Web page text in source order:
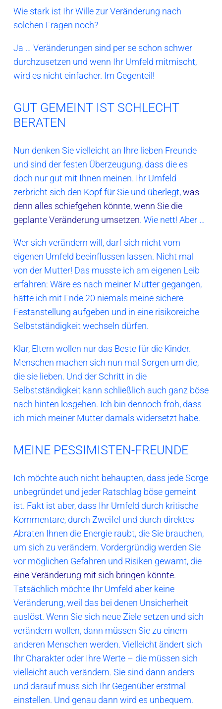
Wie stark ist Ihr Wille zur Veränderung nach
solchen Fragen noch?
Ja … Veränderungen sind per se schon schwer
durchzusetzen und wenn Ihr Umfeld mitmischt,
wird es nicht einfacher. Im Gegenteil!
GUT GEMEINT IST SCHLECHT
BERATEN
Nun denken Sie vielleicht an Ihre lieben Freunde
und sind der festen Überzeugung, dass die es
doch nur gut mit Ihnen meinen. Ihr Umfeld
zerbricht sich den Kopf für Sie und überlegt,was
denn alles schiefgehen könnte, wenn Sie die
geplante Veränderung umsetzen. Wie nett! Aber …
Wer sich verändern will, darf sich nicht vom
eigenen Umfeld beeinflussen lassen. Nicht mal
von der Mutter! Das musste ich am eigenen Leib
erfahren: Wäre es nach meiner Mutter gegangen,
hätte ich mit Ende 20 niemals meine sichere
Festanstellung aufgeben und in eine risikoreiche
Selbstständigkeit wechseln dürfen.
Klar, Eltern wollen nur das Beste für die Kinder.
Menschen machen sich nun mal Sorgen um die,
die sie lieben. Und der Schritt in die
Selbstständigkeit kann schließlich auch ganz böse
nach hinten losgehen. Ich bin dennoch froh, dass
ich mich meiner Mutter damals widersetzt habe.
MEINE PESSIMISTEN-FREUNDE
Ich möchte auch nicht behaupten, dass jede Sorge
unbegründet und jeder Ratschlag böse gemeint
ist. Fakt ist aber, dass Ihr Umfeld durch kritische
Kommentare, durch Zweifel und durch direktes
Abraten Ihnen die Energie raubt, die Sie brauchen,
um sich zu verändern. Vordergründig werden Sie
vor möglichen Gefahren und Risiken gewarnt, die
eine Veränderung mit sich bringen könnte.
Tatsächlich möchte Ihr Umfeld aber keine
Veränderung, weil das bei denen Unsicherheit
auslöst. Wenn Sie sich neue Ziele setzen und sich
verändern wollen, dann müssen Sie zu einem
anderen Menschen werden. Vielleicht ändert sich
Ihr Charakter oder Ihre Werte – die müssen sich
vielleicht auch verändern. Sie sind dann anders
und darauf muss sich Ihr Gegenüber erstmal
einstellen. Und genau dann wird es unbequem.